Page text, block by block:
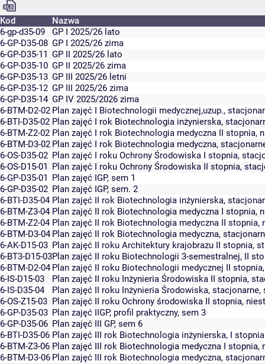
Kod
Nazwa
6-gp-d35-09
GP I 2025/26 lato
6-GP-D35-08 GP I 2025/26 zima
6-GP-D35-11 GP II 2025/26 lato
6-GP-D35-10 GP II 2025/26 zima
6-GP-D35-13 GP III 2025/26 letni
6-GP-D35-12 GP III 2025/26 zima
6-GP-D35-14 GP IV 2025/2026 zima
6-BTM-D2-02 Plan zajęć I Biotechnologii medycznej,uzup.,
6-BTI-D35-02 Plan zajęć I rok Biotechnologia inżynierska,
6-BTM-Z2-02 Plan zajęć I rok Biotechnologia medyczna II stopnia,
6-BTM-D3-02 Plan zajęć I rok Biotechnologia medyczna,
6-OS-D35-02 Plan zajęć I roku Ochrony Środowiska I stopnia,
6-OS-D15-01 Plan zajęć I roku Ochrony Środowiska II stopnia,
6-GP-D35-01 Plan zajęć IGP, sem 1
6-GP-D35-02 Plan zajęć IGP, sem. 2
6-BTI-D35-04 Plan zajęć II rok Biotechnologia inżynierska,
6-BTM-Z3-04 Plan zajęć II rok Biotechnologia medyczna I stopnia,
6-BTM-Z2-04 Plan zajęć II rok Biotechnologia medyczna II
6-BTM-D3-04 Plan zajęć II rok Biotechnologia medyczna,
6-AK-D15-03 Plan zajęć II roku Architektury krajobrazu II stopnia,
6-BT3-D15-03Plan zajęć II roku Biotechnologii 3-semestralnej, II
6-BTM-D2-04 Plan zajęć II roku Biotechnologii medycznej II
6-IS-D15-03
Plan zajęć II roku Inżynieria Środowiska II stopnia,
6-IS-D35-04
Plan zajęć II roku Inżynieria Środowiska, stacjonarne,
6-OS-Z15-03 Plan zajęć II roku Ochrony środowiska II stopnia,
6-GP-D35-03 Plan zajęć IIGP, profil praktyczny, sem 3
6-GP-D35-06 Plan zajęć III GP, sem 6
6-BTI-D35-06 Plan zajęć III rok Biotechnologia inżynierska, I
6-BTM-Z3-06 Plan zajęć III rok Biotechnologia medyczna I
6-BTM-D3-06 Plan zajęć III rok Biotechnologia medyczna,